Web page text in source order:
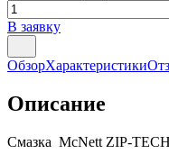
В заявку
ОбзорХарактеристики
Описание
Смазка McNett ZIP-